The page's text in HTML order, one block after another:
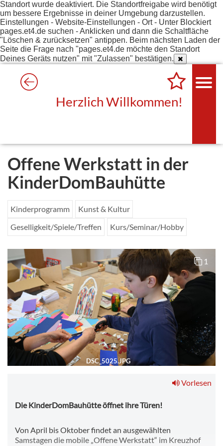
Standort wurde deaktiviert. Die Standortfreigabe wird benötigt
um bessere Ergebnisse in deiner Umgebung darzustellen.
Einstellungen - Website-Einstellungen - Ort - Unter Blockiert
pages.et4.de suchen - Anklicken und dann die Schaltfläche
"Löschen & zurücksetzen" antippen. Beim nächsten Laden der
Seite die Frage nach "pages.et4.de möchte den Standort
Deines Geräts nutzen" mit "Zulassen" bestätigen.
Herzlich Willkommen!
Offene Werkstatt in der
KinderDomBauhütte
Kinderprogramm
Kunst & Kultur
Geselligkeit/Spiele/Treffen
Kurs/Seminar/Hobby
DSC_5025.JPG
1
Vorlesen
Die KinderDomBauhütte öffnet ihre Türen!
Von April bis Oktober findet an ausgewählten
Samstagen die mobile „Offene Werkstatt“ im Kreuzhof